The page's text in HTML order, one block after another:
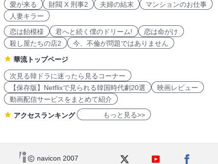
愛が来る 財閥 X 刑事2 夫婦の結末
マンションのお仕事
人妻キラー
恋は飴模様
君へと続く僕のドリーム!
恋は命がけ
殺し屋たちの店2
今、不倫が問題ではありません
華流トップページ
次見る韓ドラに迷ったら見るコーナー
【保存版】Netflixで見られる韓国時代劇20選
映画レビュー
動画配信サービスをまとめて紹介
アクセスランキング もっと見る>>
navicon 2007